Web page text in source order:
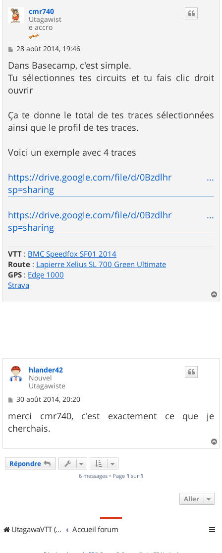
cmr740
Utagawist
e accro
M
s
s
a
g
e
28 août 2014, 19:46
Dans Basecamp, c'est simple.
Tu sélectionnes tes circuits et tu fais clic droit
ouvrir
Ça te donne le total de tes traces sélectionnées
ainsi que le profil de tes traces.
Voici un exemple avec 4 traces
https://drive.google.com/file/d/0Bzdlhr ...
sp=sharing
https://drive.google.com/file/d/0Bzdlhr ...
sp=sharing
VTT : BMC Speedfox SF01 2014
Route : Lapierre Xelius SL 700 Green Ultimate
GPS : Edge 1000
Strava
a
hlander42
Nouvel
Utagawiste
M
s
s
a
e
30 août 2014, 20:20
merci cmr740, c'est exactement ce que je
cherchais.
a
Répondre
6 messages • Page 1 sur 1
Aller
UtagawaVTT (Randos VTT et VTTAE avec traces GPS) Accueil forum